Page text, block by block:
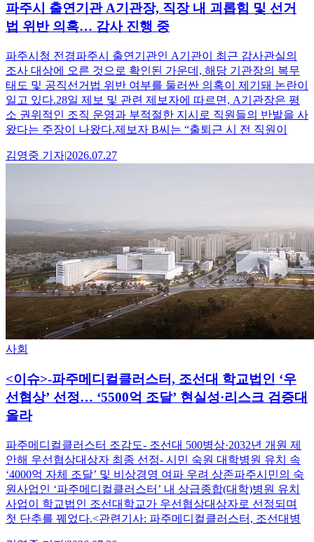
파주시 출연기관 A기관장, 직장 내 괴롭힘 및 선거
법 위반 의혹… 감사 진행 중
파주시청 전경파주시 출연기관인 A기관이 최근 감사관실의
조사 대상에 오른 것으로 확인된 가운데, 해당 기관장의 복무
태도 및 공직선거법 위반 여부를 둘러싼 의혹이 제기돼 논란이
일고 있다.28일 제보 및 관련 제보자에 따르면, A기관장은 평
소 권위적인 조직 운영과 부적절한 지시로 직원들의 반발을 사
왔다는 주장이 나왔다.제보자 B씨는 “출퇴근 시 전 직원이
김영중 기자|2026.07.27
사회
<이슈>-파주메디컬클러스터, 조선대 학교법인 ‘우
선협상’ 선정… ‘5500억 조달’ 현실성·리스크 검증대
올라
파주메디컬클러스터 조감도- 조선대 500병상·2032년 개원 제
안해 우선협상대상자 최종 선정- 시민 숙원 대학병원 유치 속
‘4000억 자체 조달’ 및 비상경영 여파 우려 상존파주시민의 숙
원사업인 ‘파주메디컬클러스터’ 내 상급종합(대학)병원 유치
사업이 학교법인 조선대학교가 우선협상대상자로 선정되며
첫 단추를 꿰었다.<관련기사: 파주메디컬클러스터, 조선대병